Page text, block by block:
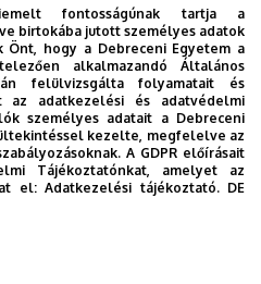
Egyetem
fontosságúnak tartja a
birtokába jutott személyes adatok
Önt, hogy a Debreceni Egyetem a
alkalmazandó Általános
felülvizsgálta folyamatait és
az adatkezelési és adatvédelmi
személyes adatait a Debreceni
kezelte, megfelelve az
A GDPR előírásait
Tájékoztatónkat, amelyet az
el:Adatkezelési tájékoztató. DE